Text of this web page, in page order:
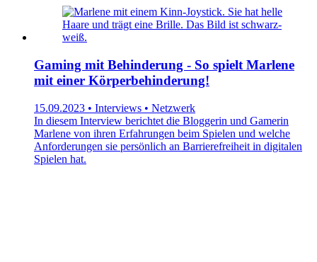
Gaming mit Behinderung - So spielt Marlene
mit einer Körperbehinderung!
15.09.2023 • Interviews • Netzwerk
In diesem Interview berichtet die Bloggerin und Gamerin
Marlene von ihren Erfahrungen beim Spielen und welche
Anforderungen sie persönlich an Barrierefreiheit in digitalen
Spielen hat.